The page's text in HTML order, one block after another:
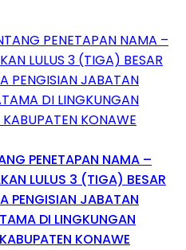
PENETAPAN NAMA –
LULUS 3 (TIGA) BESAR
PENGISIAN JABATAN
DI LINGKUNGAN
KONAWE